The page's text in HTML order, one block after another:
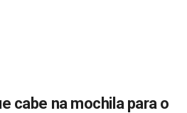
cabe na mochila para o